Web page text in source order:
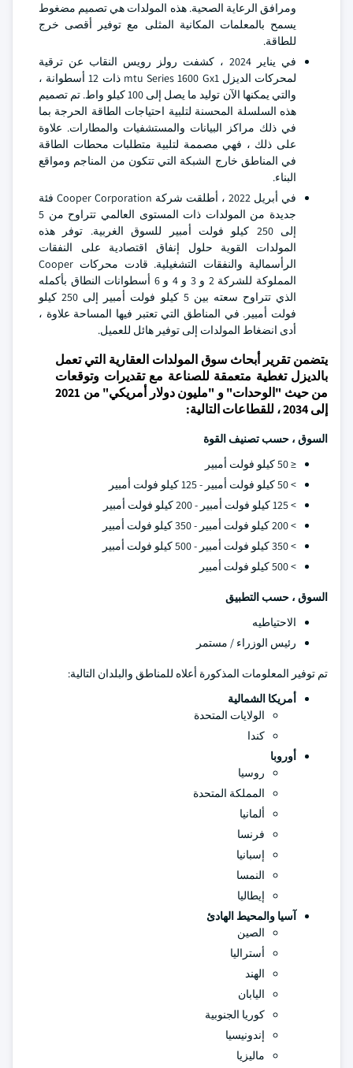
ومرافق الرعاية الصحية. هذه المولدات هي تصميم مضغوط
يسمح بالمعلمات المكانية المثلى مع توفير أقصى خرج
للطاقة.
في يناير 2024 ، كشفت رولز رويس النقاب عن ترقية
لمحركات الديزل mtu Series 1600 Gx1 ذات 12 أسطوانة ،
والتي يمكنها الآن توليد ما يصل إلى 100 كيلو واط. تم تصميم
هذه السلسلة المحسنة لتلبية احتياجات الطاقة الحرجة بما
في ذلك مراكز البيانات والمستشفيات والمطارات. علاوة
على ذلك ، فهي مصممة لتلبية متطلبات محطات الطاقة
في المناطق خارج الشبكة التي تتكون من المناجم ومواقع
البناء.
في أبريل 2022 ، أطلقت شركة Cooper Corporation فئة
جديدة من المولدات ذات المستوى العالمي تتراوح من 5
إلى 250 كيلو فولت أمبير للسوق الغربية. توفر هذه
المولدات القوية حلول إنفاق اقتصادية على النفقات
الرأسمالية والنفقات التشغيلية. قادت محركات Cooper
المملوكة للشركة 2 و 3 و 4 و 6 أسطوانات النطاق بأكمله
الذي تتراوح سعته بين 5 كيلو فولت أمبير إلى 250 كيلو
فولت أمبير. في المناطق التي تعتبر فيها المساحة علاوة ،
أدى انضغاط المولدات إلى توفير هائل للعميل.
يتضمن تقرير أبحاث سوق المولدات العقارية التي تعمل
بالديزل تغطية متعمقة للصناعة مع تقديرات وتوقعات
من حيث "الوحدات" و "مليون دولار أمريكي" من 2021
إلى 2034 ، للقطاعات التالية:
السوق ، حسب تصنيف القوة
≤ 50 كيلو فولت أمبير
> 50 كيلو فولت أمبير - 125 كيلو فولت أمبير
> 125 كيلو فولت أمبير - 200 كيلو فولت أمبير
> 200 كيلو فولت أمبير - 350 كيلو فولت أمبير
> 350 كيلو فولت أمبير - 500 كيلو فولت أمبير
> 500 كيلو فولت أمبير
السوق ، حسب التطبيق
الاحتياطيه
رئيس الوزراء / مستمر
تم توفير المعلومات المذكورة أعلاه للمناطق والبلدان التالية:
أمريكا الشمالية
الولايات المتحدة
كندا
أوروبا
روسيا
المملكة المتحدة
ألمانيا
فرنسا
إسبانيا
النمسا
إيطاليا
آسيا والمحيط الهادئ
الصين
أستراليا
الهند
اليابان
كوريا الجنوبية
إندونيسيا
ماليزيا